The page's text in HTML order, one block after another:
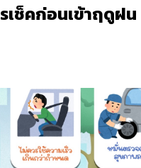
เช็คก่อนเข้าฤดูฝน